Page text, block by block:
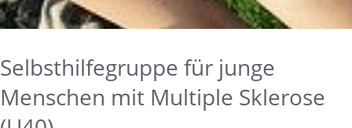
Selbsthilfegruppe für junge
Menschen mit Multiple Sklerose